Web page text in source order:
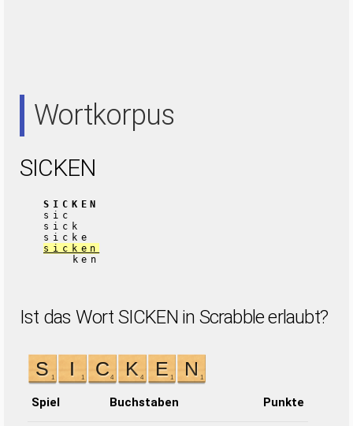
Wortkorpus
SICKEN
SICKEN
sic
sick
sicke
sicken
ken
Ist das Wort SICKEN in Scrabble erlaubt?
Spiel Buchstaben Punkte